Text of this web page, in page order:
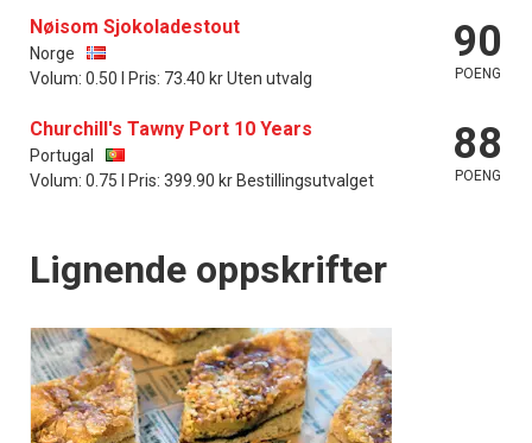
Nøisom Sjokoladestout
Norge
Volum: 0.50 l Pris: 73.40 kr Uten utvalg
90
POENG
Churchill's Tawny Port 10 Years
Portugal
Volum: 0.75 l Pris: 399.90 kr Bestillingsutvalget
88
POENG
Lignende oppskrifter